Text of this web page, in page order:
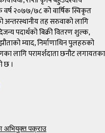
२०७७/७८ को वार्षिक स्विकृत
अन्तरस्थानीय तह सरुवाको लागि
पदार्थको बिक्री वितरण शुल्क,
म्याद, निर्माणाधिन पुलहरुको
लागि परामर्शदाता छनौट लगायतका
छ ।
अभियुक्त पक्राउ